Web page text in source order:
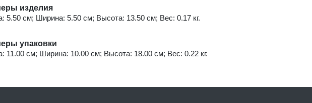
изделия
5.50 см; Ширина: 5.50 см; Высота: 13.50 см; Вес: 0.17 кг.
упаковки
11.00 см; Ширина: 10.00 см; Высота: 18.00 см; Вес: 0.22 кг.